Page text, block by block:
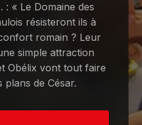
: « Le Domaine des
résisteront ils à
romain ? Leur
simple attraction
Obélix vont tout faire
de César.